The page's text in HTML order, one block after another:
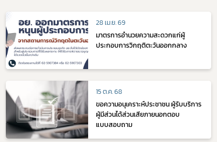
28 เม.ย. 69
มาตรการอำนวยความสะดวกแก่ผู้
ประกอบการวิกฤติตะวันออกกลาง
15 ต.ค. 68
ขอความอนุเคราะห์ประชาชน ผู้รับบริการ
ผู้มีส่วนได้ส่วนเสียภายนอกตอบ
แบบสอบถาม